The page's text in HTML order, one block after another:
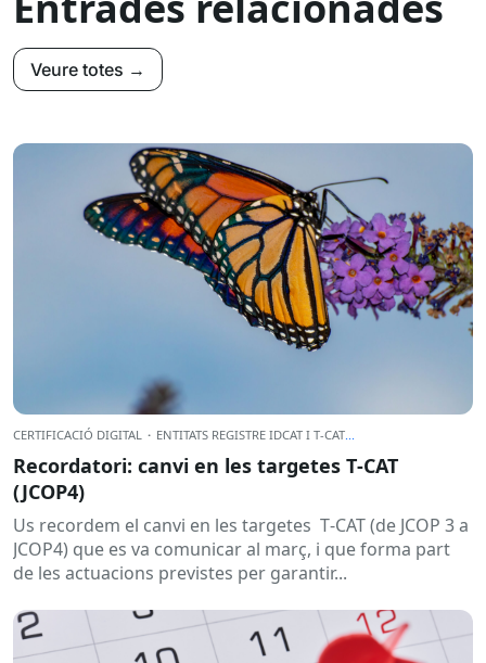
Veure totes →
CERTIFICACIÓ DIGITAL · ENTITATS REGISTRE IDCAT I T-CAT...
Recordatori: canvi en les targetes T‑CAT
(JCOP4)
Us recordem el canvi en les targetes T‑CAT (de JCOP 3 a
JCOP4) que es va comunicar al març, i que forma part
de les actuacions previstes per garantir...